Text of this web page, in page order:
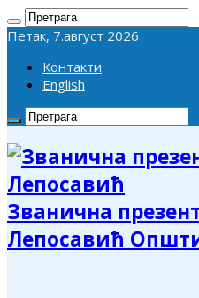
Петак, 7.август 2026
Контакти
English
Званична
Лепосавић